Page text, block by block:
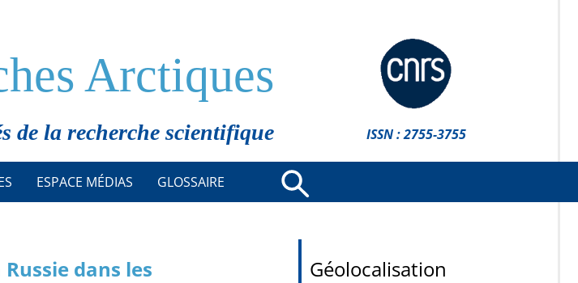
Arctiques
de la recherche scientifique ISSN : 2755-3755
ESPACE MÉDIAS GLOSSAIRE
dans les
Géolocalisation